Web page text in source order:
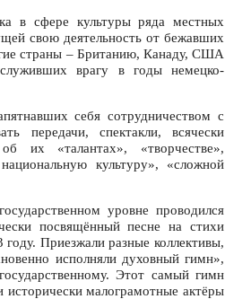
в сфере культуры ряда местных
свою деятельность от бежавших
страны – Британию, Канаду, США
врагу в годы немецко-
себя сотрудничеством с
передачи, спектакли, всячески
их «талантах», «творчестве»,
культуру», «сложной
уровне проводился
посвящённый песне на стихи
Приезжали разные коллективы,
исполняли духовный гимн»,
Этот самый гимн
исторически малограмотные актёры